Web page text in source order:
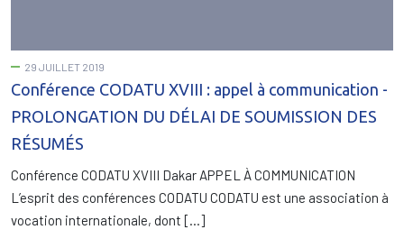
29 JUILLET 2019
Conférence CODATU XVIII : appel à communication -
PROLONGATION DU DÉLAI DE SOUMISSION DES
RÉSUMÉS
Conférence CODATU XVIII Dakar APPEL À COMMUNICATION
L’esprit des conférences CODATU CODATU est une association à
vocation internationale, dont […]